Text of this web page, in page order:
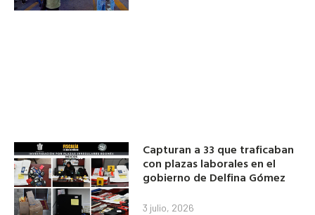
Capturan a 33 que traficaban
con plazas laborales en el
gobierno de Delfina Gómez
3 julio, 2026